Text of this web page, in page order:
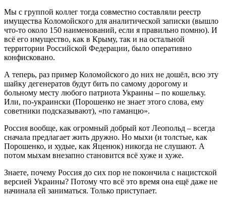
Мы с группой коллег тогда совместно составляли реестр
имущества Коломойского для аналитической записки (вышло
что-то около 150 наименований, если я правильно помню). И
всё его имущество, как в Крыму, так и на остальной
территории Российской Федерации, было оперативно
конфисковано.
А теперь, раз пример Коломойского до них не дошёл, всю эту
шайку дегенератов будут бить по самому дорогому и
больному месту любого патриота Украины – по кошельку.
Или, по-украински (Порошенко не знает этого слова, ему
советники подсказывают), «по гаманцю».
Россия вообще, как огромный добрый кот Леопольд – всегда
сначала предлагает жить дружно. Но мыхи (и толстые, как
Порошенко, и худые, как Яценюк) никогда не слушают. А
потом мыхам внезапно становится всё хуже и хуже.
Знаете, почему Россия до сих пор не покончила с нацистской
версией Украины? Потому что всё это время она ещё даже не
начинала ей заниматься. Только приступает.